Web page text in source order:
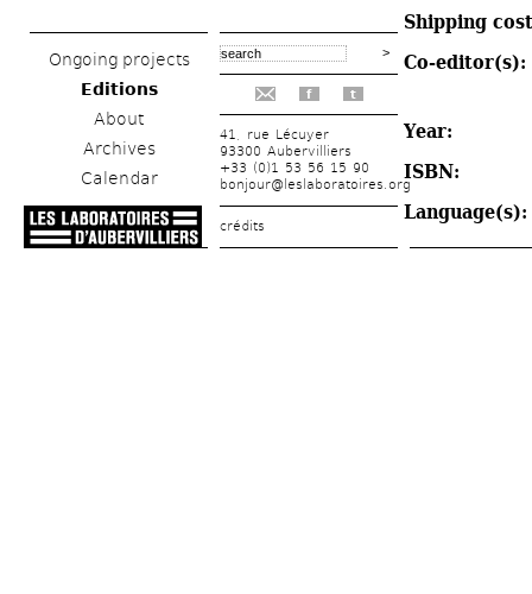
Ongoing projects
Editions
About
Archives
Calendar
f t
41, rue Lécuyer
93300 Aubervilliers
+33 (0)1 53 56 15 90
bonjour@leslaboratoires.org
crédits
Shipping
Co-editor(s):
Year:
ISBN:
Language(s):